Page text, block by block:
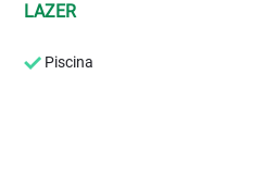
LAZER
Piscina